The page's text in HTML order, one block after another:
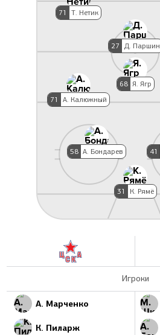
27 Д. Паршин
71 Т. Нетик
41
58 А. Бондарев
68
Я. Ягр
71
А. Калюжный
31 К. Рямё
Игроки
А. Марченко
К. Пиларж